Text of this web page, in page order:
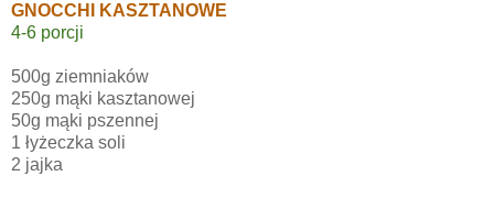
GNOCCHI KASZTANOWE
4-6 porcji
500g ziemniaków
250g mąki kasztanowej
50g mąki pszennej
1 łyżeczka soli
2 jajka